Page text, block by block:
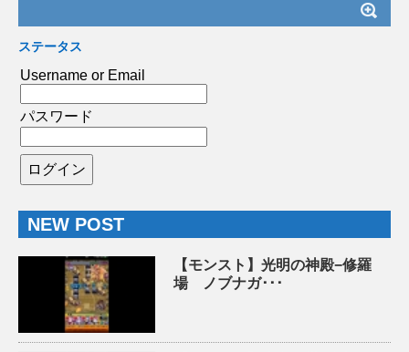
ステータス
Username or Email
パスワード
NEW POST
【モンスト】光明の神殿−修羅
場 ノブナガ･･･